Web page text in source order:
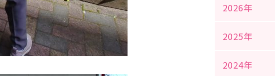
2026年
2025年
2024年